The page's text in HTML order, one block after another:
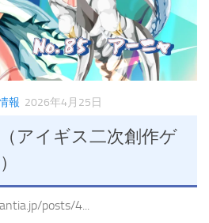
報 2026年4月25日
アイギス二次創作ゲ
posts/4...